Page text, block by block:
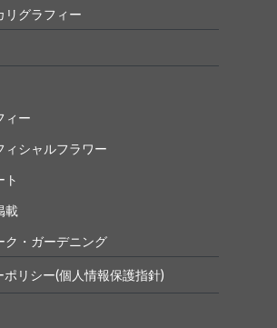
リグラフィー
ィー
ィシャルフラワー
ト
載
ク・ガーデニング
ポリシー(個人情報保護指針)